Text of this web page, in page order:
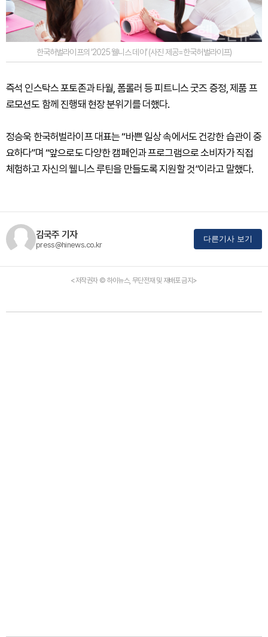
한국허벌라이프의 ‘2025 웰니스 데이’ (사진 제공=한국허벌라이프)
즉석 인스탁스 포토존과 타월, 폼롤러 등 피트니스 굿즈 증정, 제품 프
로모션도 함께 진행돼 현장 분위기를 더했다.
정승욱 한국허벌라이프 대표는 “바쁜 일상 속에서도 건강한 습관이 중
요하다”며 “앞으로도 다양한 캠페인과 프로그램으로 소비자가 직접
체험하고 자신의 웰니스 루틴을 만들도록 지원할 것”이라고 말했다.
김국주 기자
press@hinews.co.kr
다른기사 보기
<저작권자 © 하이뉴스, 무단전재 및 재배포 금지>